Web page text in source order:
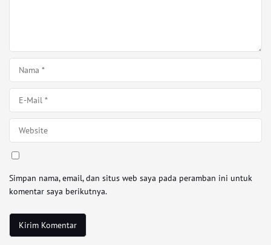
Simpan nama, email, dan situs web saya pada peramban ini untuk
komentar saya berikutnya.